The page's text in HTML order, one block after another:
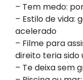
– Tem medo:
– Estilo de vida:
acelerado
– Filme para
direito teria sido
– Te deixa sem